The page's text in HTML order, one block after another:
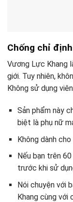
Chống chỉ
Vương Lực Khang
giới. Tuy nhiên,
Không sử dụng
Sản phẩm này
biệt là phụ nữ
Không dành
Nếu bạn trên
trước khi sử
Nói chuyện với
Khang cùng với